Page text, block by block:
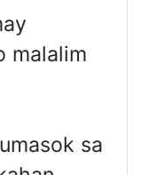
malalim
sa